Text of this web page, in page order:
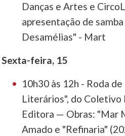
Danças e Artes e
apresentação de
Desamélias" - Mart
Sexta-feira, 15
10h30 às 12h - Roda
Literários", do Coletivo
Editora — Obras: "Mar
Amado e "Refinaria"